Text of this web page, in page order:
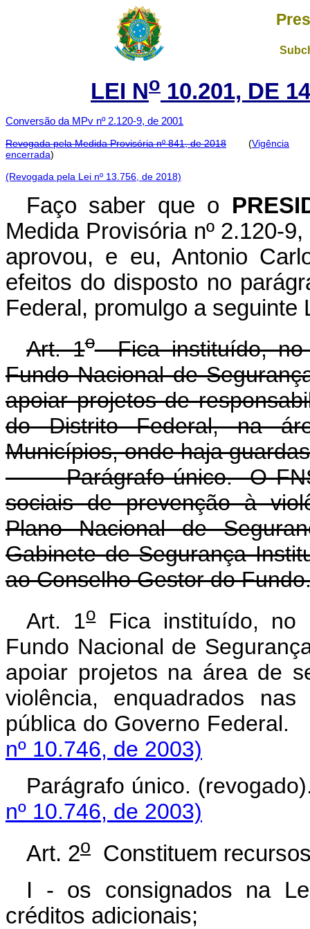
LEI No 10.201, DE
Conversão da MPv nº 2.120-9, de 2001
Revogada pela Medida Provisória nº 841, de 2018 (Vigência
encerrada)
(Revogada pela Lei nº 13.756, de 2018)
Faço saber que o
Medida Provisória nº 2.120-
aprovou, e eu, Antonio
efeitos do disposto no
Federal, promulgo a seguinte
Art. 1oFica instituído, no
Fundo Nacional de
apoiar projetos de
do Distrito Federal, na
Municípios, onde haja
Parágrafo único. O
sociais de prevenção à
Plano Nacional de
Gabinete de Segurança
ao Conselho Gestor do
Art. 1oFica instituído, no
Fundo Nacional de
apoiar projetos na área de
violência, enquadrados
pública do Governo
nº 10.746, de 2003)
Parágrafo único.
nº 10.746, de 2003)
Art. 2o
Constituem
I - os consignados na
créditos adicionais;